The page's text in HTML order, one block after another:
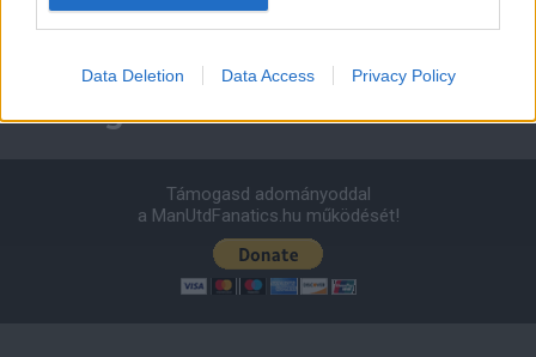
Data Deletion Data Access Privacy Policy
ELŐZŐ MÉRKŐZÉSEK
Támogatás
Támogasd adományoddal
a ManUtdFanatics.hu működését!